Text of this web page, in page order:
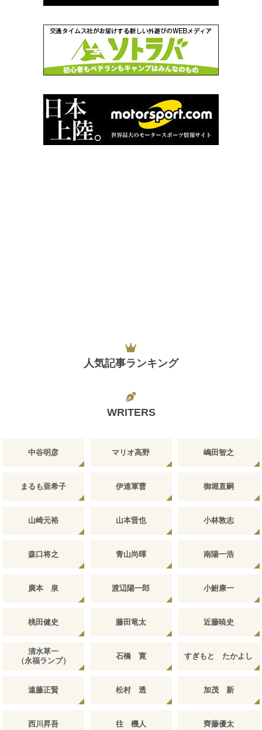
人気記事ランキング
WRITERS
中谷明彦 マリオ高野 嶋田智之
まるも亜希子 伊達軍曹 御堀直嗣
山崎元裕 山本晋也 小林敦志
森口将之 青山尚暉 南陽一浩
廣本 泉 渡辺陽一郎 小鮒康一
桃田健史 藤田竜太 近藤暁史
清水草一
（永福ランプ）
石橋 寛 すぎもと たかよし
遠藤正賢 松村 透 加茂 新
西川昇吾 往 機人 齊藤優太